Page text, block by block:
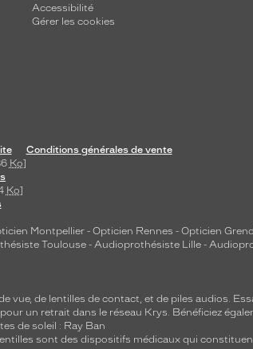
Accessibilité
Gérer les cookies
Conditions générales de vente
Ko]
Ko]
Montpellier - Opticien Rennes - Opticien
Toulouse - Audioprothésiste Lille -
vue, de lentilles de contact, et de piles audios.
un retrait dans le réseau Krys. Bénéficiez
de soleil : Ray Ban
sont des dispositifs médicaux qui